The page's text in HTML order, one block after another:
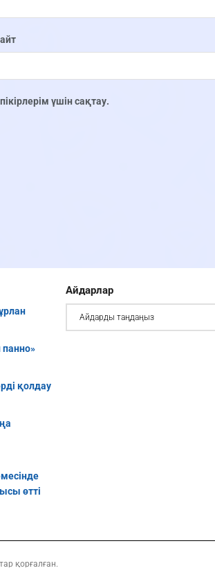
үшін сақтау.
қолдау
өтті
Айдарлар
қорғалған.